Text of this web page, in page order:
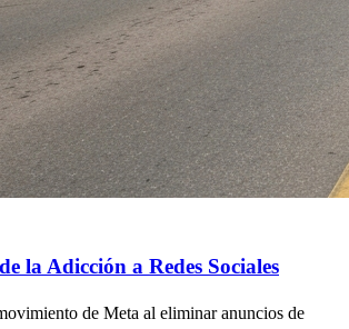
la Adicción a Redes Sociales
de Meta al eliminar anuncios de